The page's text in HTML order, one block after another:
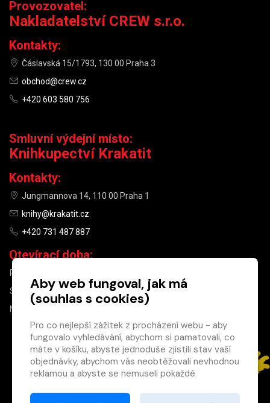
×
Máte u nás již
registrovaný
účet?
Provozovatel:
Nakladatelství CREW s.r.o.
Kontakty:
Čáslavská 15/1793, 130 00 Praha 3
obchod@crew.cz
+420 603 580 756
Smluvní výdejní místo:
Knihkupectví Krakatit
Kontakty:
Jungmannova 14, 110 00 Praha 1
knihy@krakatit.cz
+420 731 487 887
Otevírací doba:
PO–PÁ
SO
10:00–13:00
NE
Aby web fungoval, jak má
(souhlas s cookies)
Pro co nejlepší zážitek z procházení webu - aby
fungovalo vyhledávání, abychom si pamatovali, co
máte v košíku, abyste jednoduše zjistili stav vaší
objednávky, abychom vás neobtěžovali nevhodnou
reklamou a abyste se nemuseli pokaždé